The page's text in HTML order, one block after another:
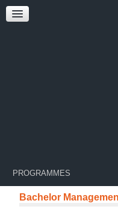
PROGRAMMES
Bachelor